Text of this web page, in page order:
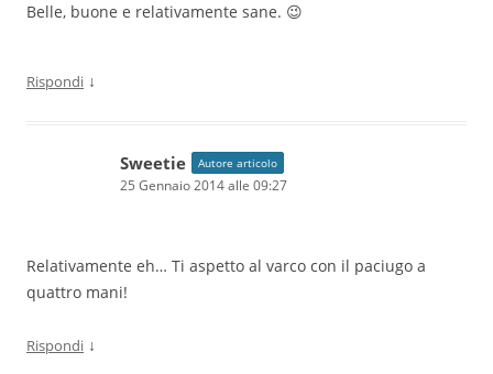
Belle, buone e relativamente sane. 😉
Rispondi ↓
Sweetie Autore articolo
25 Gennaio 2014 alle 09:27
Relativamente eh… Ti aspetto al varco con il paciugo a
quattro mani!
Rispondi ↓